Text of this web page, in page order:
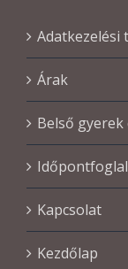
Adatkezelési
Árak
Belső
Kapcsolat
Kezdőlap